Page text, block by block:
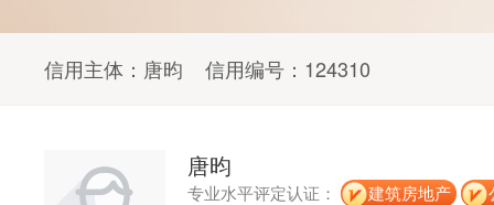
信用主体： 唐昀 信用编号： 124310
唐昀
专业水平评定认证： 建筑房地产